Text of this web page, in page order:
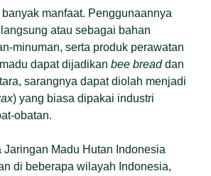
manfaat. Penggunaannya
atau sebagai bahan
minuman, serta produk perawatan
dapat dijadikanbee breaddan
sarangnya dapat diolah menjadi
) yang biasa dipakai industri
obatan.
Jaringan Madu Hutan Indonesia
di beberapa wilayah Indonesia,